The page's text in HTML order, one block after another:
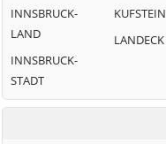
INNSBRUCK-
LAND
INNSBRUCK-
STADT
KUFSTEIN
LANDECK